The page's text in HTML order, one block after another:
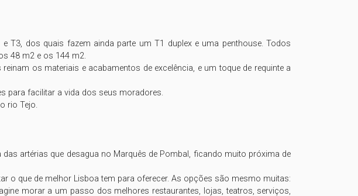
T3, dos quais fazem ainda parte um T1 duplex e uma penthouse. Todos
48 m2 e os 144 m2.
os materiais e acabamentos de excelência, e um toque de requinte a
para facilitar a vida dos seus moradores.
rio Tejo.
artérias que desagua no Marquês de Pombal, ficando muito próxima de
o que de melhor Lisboa tem para oferecer. As opções são mesmo muitas:
morar a um passo dos melhores restaurantes, lojas, teatros, serviços,